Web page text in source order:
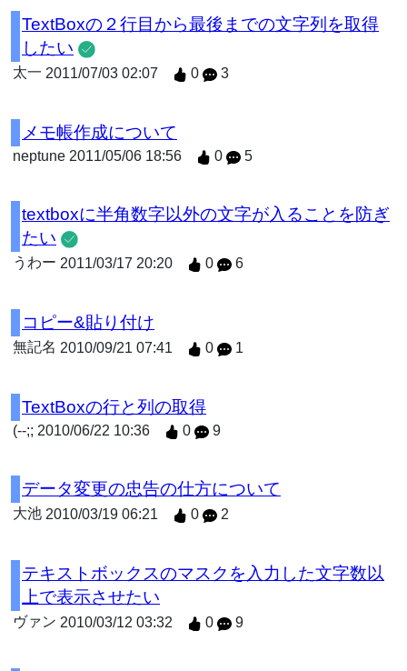
TextBoxの２行目から最後までの文字列を取得
したい
太一 2011/07/03 02:07 0 3
メモ帳作成について
neptune 2011/05/06 18:56 0 5
textboxに半角数字以外の文字が入ることを防ぎ
たい
うわー 2011/03/17 20:20 0 6
コピー&貼り付け
無記名 2010/09/21 07:41 0 1
TextBoxの行と列の取得
(--;; 2010/06/22 10:36 0 9
データ変更の忠告の仕方について
大池 2010/03/19 06:21 0 2
テキストボックスのマスクを入力した文字数以
上で表示させたい
ヴァン 2010/03/12 03:32 0 9